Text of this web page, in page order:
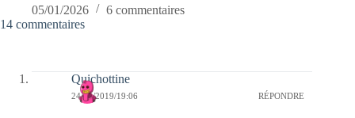
05/01/2026
6 commentaires
14 commentaires
Quichottine
24/02/2019/19:06 RÉPONDRE